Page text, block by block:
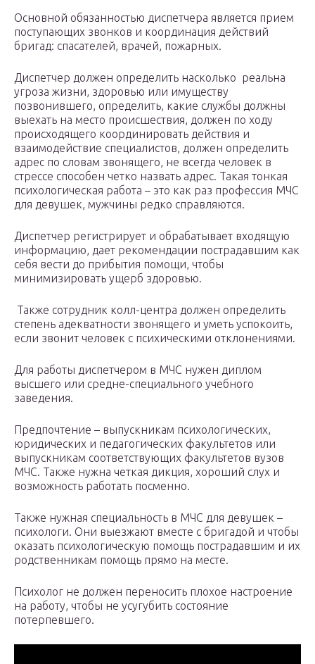
Основной обязанностью диспетчера является прием
поступающих звонков и координация действий
бригад: спасателей, врачей, пожарных.
Диспетчер должен определить насколько реальна
угроза жизни, здоровью или имуществу
позвонившего, определить, какие службы должны
выехать на место происшествия, должен по ходу
происходящего координировать действия и
взаимодействие специалистов, должен определить
адрес по словам звонящего, не всегда человек в
стрессе способен четко назвать адрес. Такая тонкая
психологическая работа – это как раз профессия МЧС
для девушек, мужчины редко справляются.
Диспетчер регистрирует и обрабатывает входящую
информацию, дает рекомендации пострадавшим как
себя вести до прибытия помощи, чтобы
минимизировать ущерб здоровью.
Также сотрудник колл-центра должен определить
степень адекватности звонящего и уметь успокоить,
если звонит человек с психическими отклонениями.
Для работы диспетчером в МЧС нужен диплом
высшего или средне-специального учебного
заведения.
Предпочтение – выпускникам психологических,
юридических и педагогических факультетов или
выпускникам соответствующих факультетов вузов
МЧС. Также нужна четкая дикция, хороший слух и
возможность работать посменно.
Также нужная специальность в МЧС для девушек –
психологи. Они выезжают вместе с бригадой и чтобы
оказать психологическую помощь пострадавшим и их
родственникам помощь прямо на месте.
Психолог не должен переносить плохое настроение
на работу, чтобы не усугубить состояние
потерпевшего.